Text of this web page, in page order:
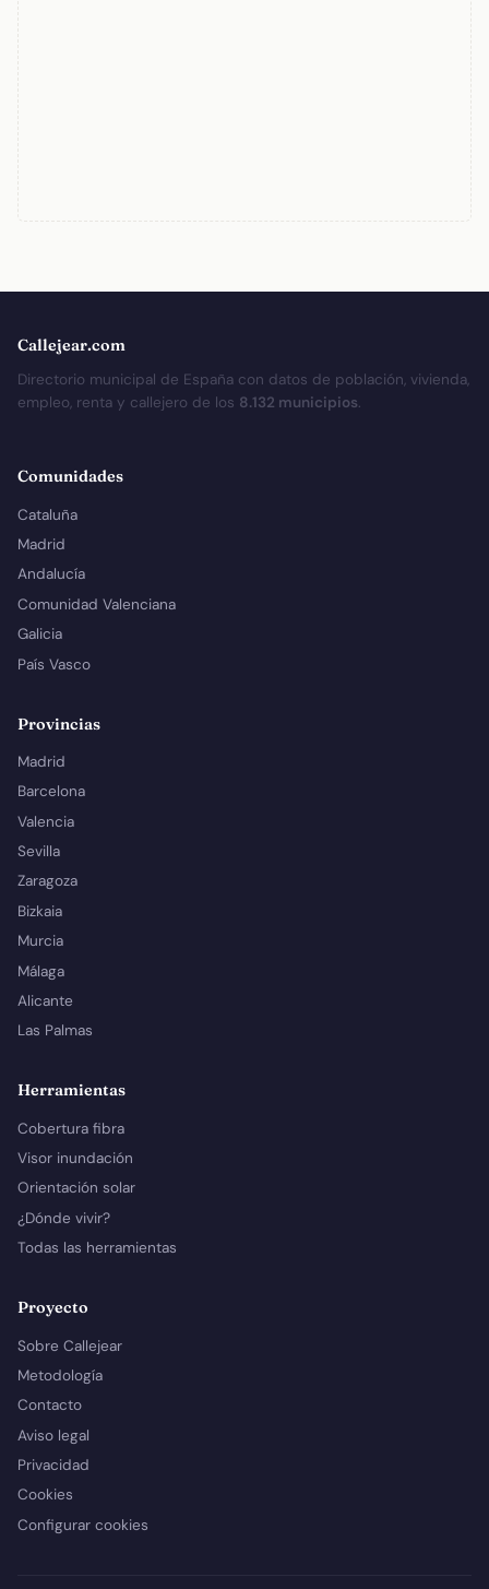
Callejear.com
Directorio municipal de España con datos de población, vivienda,
empleo, renta y callejero de los 8.132 municipios.
Comunidades
Cataluña
Madrid
Andalucía
Comunidad Valenciana
Galicia
País Vasco
Provincias
Madrid
Barcelona
Valencia
Sevilla
Zaragoza
Bizkaia
Murcia
Málaga
Alicante
Las Palmas
Herramientas
Cobertura fibra
Visor inundación
Orientación solar
¿Dónde vivir?
Todas las herramientas
Proyecto
Sobre Callejear
Metodología
Contacto
Aviso legal
Privacidad
Cookies
Configurar cookies